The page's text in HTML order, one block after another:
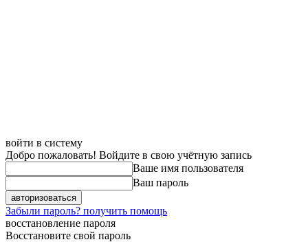
войти в систему
Добро пожаловать! Войдите в свою учётную запись
Ваше имя пользователя
Ваш пароль
Забыли пароль? получить помощь
восстановление пароля
Восстановите свой пароль